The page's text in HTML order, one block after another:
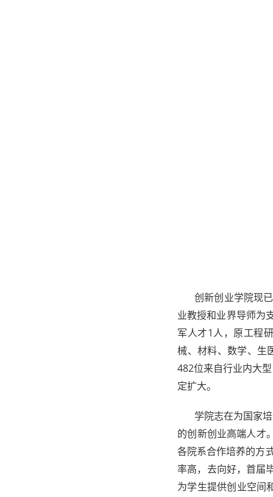
创新创业学院现已
业教授和业界导师为
军人才1人，原工程
械、材料、数学、生
482位来自行业内大
定扩大。
学院志在为国家培
的创新创业高端人才
各院系合作培养的方
率高，去向好，首届
为学生提供创业空间